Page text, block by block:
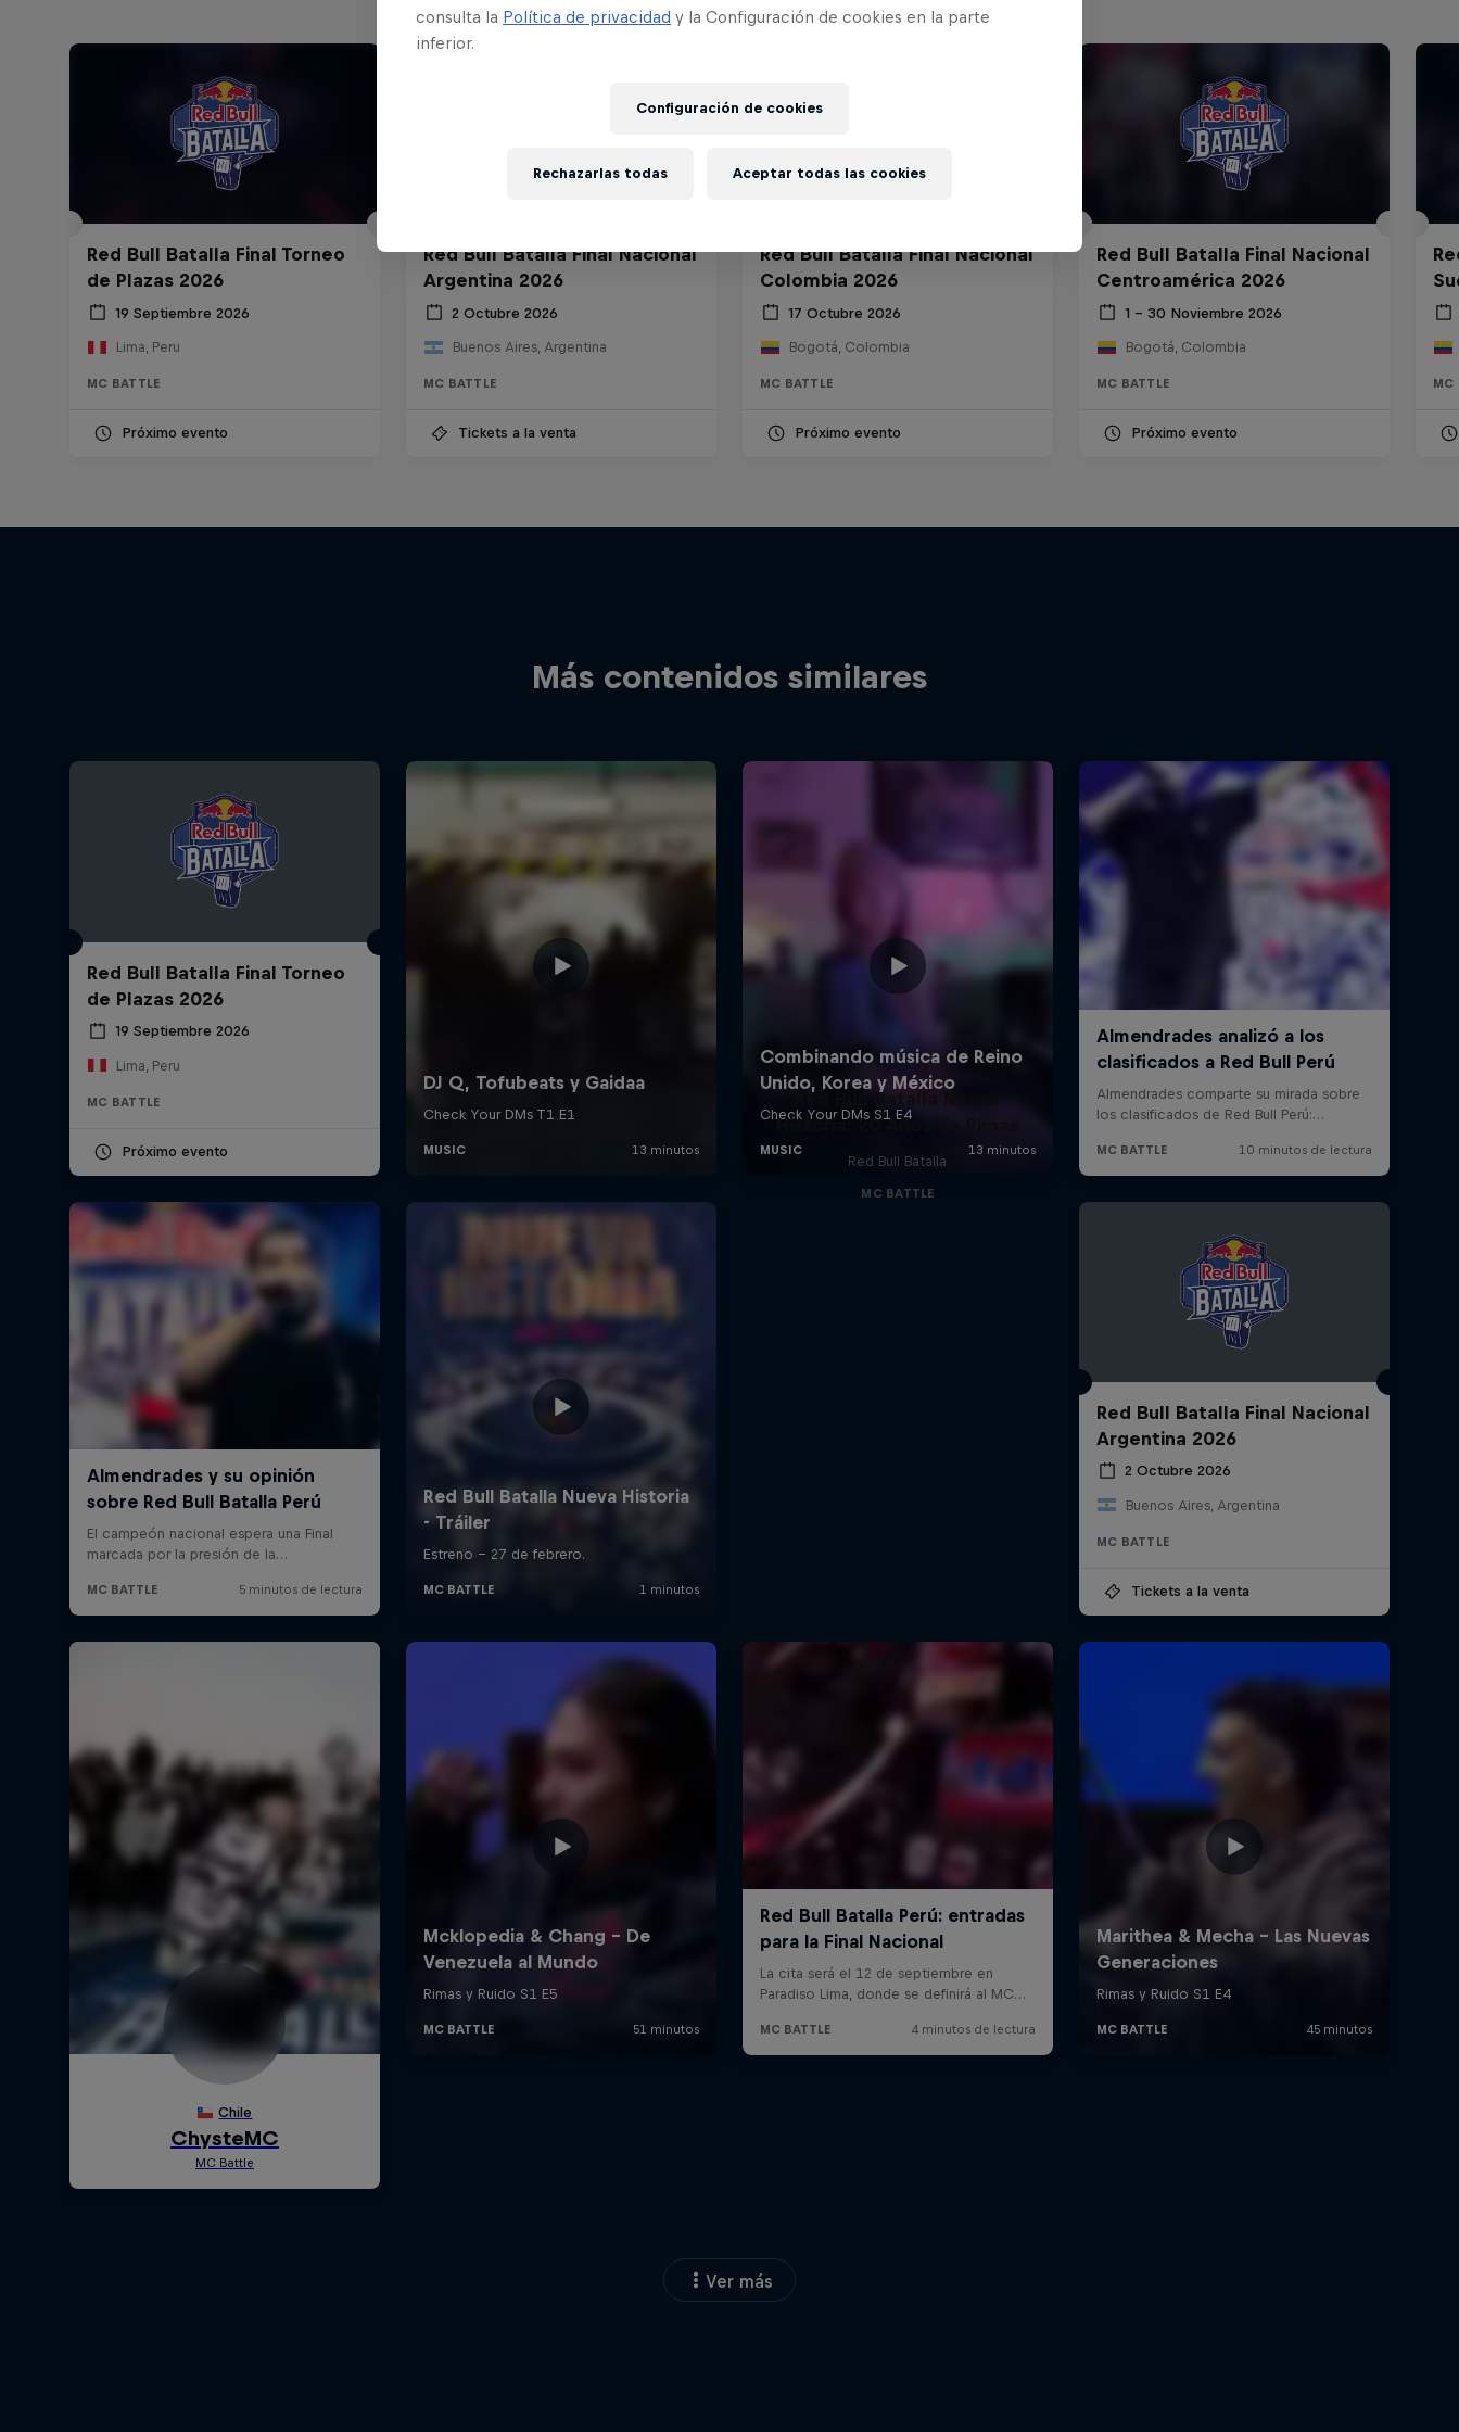
Red Bull Batalla Final Torneo
de Plazas 2026
19 Septiembre 2026
Lima, Peru
MC BATTLE
Próximo evento
Red Bull Batalla Final Nacional
Argentina 2026
2 Octubre 2026
Buenos Aires, Argentina
MC BATTLE
Tickets a la venta
Red Bull Batalla Final Nacional
Colombia 2026
17 Octubre 2026
Bogotá, Colombia
MC BATTLE
Próximo evento
Red Bull Batalla Final Nacional
Centroamérica 2026
1 – 30 Noviembre 2026
Bogotá, Colombia
MC BATTLE
Próximo evento
MC
Más contenidos similares
Red Bull Batalla Final Torneo
de Plazas 2026
19 Septiembre 2026
Lima, Peru
MC BATTLE
Próximo evento
Red Bull Batalla Nueva
Historia: 20 Años de Rimas
Red Bull Batalla
MC BATTLE
Red Bull Batalla Final Nacional
Argentina 2026
2 Octubre 2026
Buenos Aires, Argentina
MC BATTLE
Tickets a la venta
Ver más
consulta la Política de privacidad y la Configuración de cookies en la parte
inferior.
Configuración de cookies
Rechazarlas todas Aceptar todas las cookies